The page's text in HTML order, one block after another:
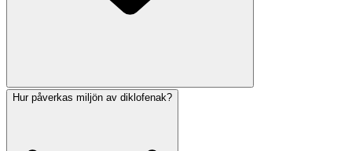
Hur påverkas miljön av diklofenak?